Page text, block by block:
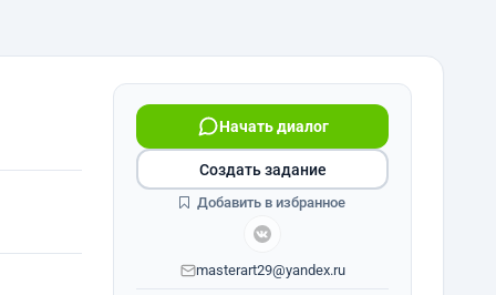
Начать диалог
masterart29@yandex.ru
Создать задание
Добавить в избранное